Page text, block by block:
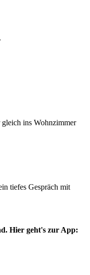
ins Wohnzimmer
tiefes Gespräch mit
Hier geht's zur App: